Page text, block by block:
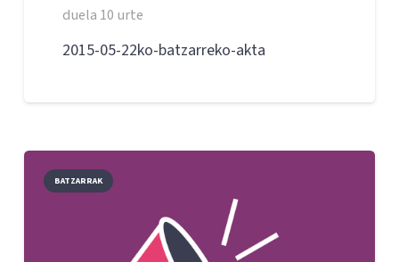
duela 10 urte
2015-05-22ko-batzarreko-akta
BATZARRAK